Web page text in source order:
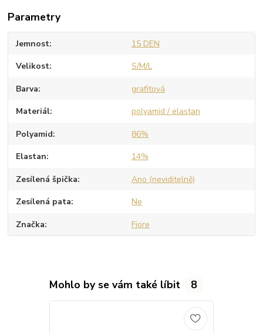
Parametry
Jemnost 15 DEN
Velikost S/M/L
Barva grafitová
Materiál polyamid / elastan
Polyamid 86%
Elastan 14%
Zesílená špička Ano (neviditelně)
Zesílená pata Ne
Značka Fiore
Mohlo by se vám také líbit 8